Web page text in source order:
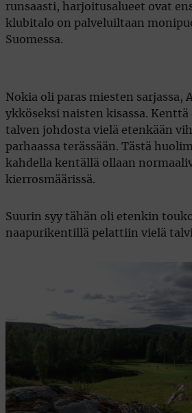
runsaasti, harjoitusalueet ovat
klubitalo on palveluiltaan
Suomessa.
Nokia oli paras miesten sarjassa,
ykköseksi naisten kisassa. Kenttä
talven johdosta vielä etenkään
parhaassa terässään. Tästä
kahdella kentällä ollaan
kierrosmäärissä.
Suurin syy tähän oli etenkin
naapurikentillä pelattiin vielä